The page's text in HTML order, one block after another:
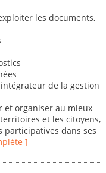
les documents,
de la gestion
et organiser au mieux
et les citoyens,
participatives dans ses
]